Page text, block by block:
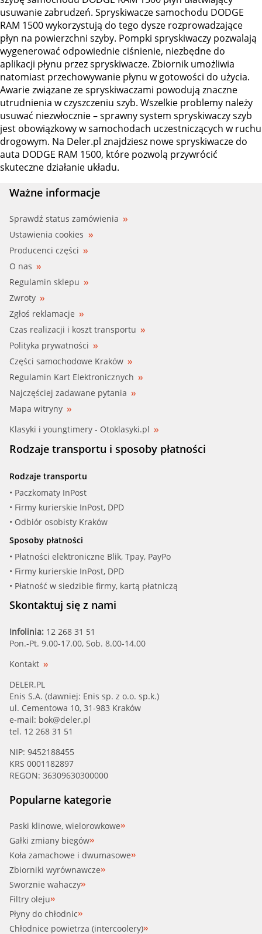
usuwanie zabrudzeń. Spryskiwacze samochodu DODGE
RAM 1500 wykorzystują do tego dysze rozprowadzające
płyn na powierzchni szyby. Pompki spryskiwaczy pozwalają
wygenerować odpowiednie ciśnienie, niezbędne do
aplikacji płynu przez spryskiwacze. Zbiornik umożliwia
natomiast przechowywanie płynu w gotowości do użycia.
Awarie związane ze spryskiwaczami powodują znaczne
utrudnienia w czyszczeniu szyb. Wszelkie problemy należy
usuwać niezwłocznie – sprawny system spryskiwaczy szyb
jest obowiązkowy w samochodach uczestniczących w ruchu
drogowym. Na Deler.pl znajdziesz nowe spryskiwacze do
auta DODGE RAM 1500, które pozwolą przywrócić
skuteczne działanie układu.
Ważne informacje
Sprawdź status zamówienia
Ustawienia cookies
Producenci części
O nas
Regulamin sklepu
Zwroty
Zgłoś reklamacje
Czas realizacji i koszt transportu
Polityka prywatności
Części samochodowe Kraków
Regulamin Kart Elektronicznych
Najczęściej zadawane pytania
Mapa witryny
Klasyki i youngtimery - Otoklasyki.pl
Rodzaje transportu i sposoby płatności
Rodzaje transportu
• Paczkomaty InPost
• Firmy kurierskie InPost, DPD
• Odbiór osobisty Kraków
Sposoby płatności
• Płatności elektroniczne Blik, Tpay, PayPo
• Firmy kurierskie InPost, DPD
• Płatność w siedzibie firmy, kartą płatniczą
Skontaktuj się z nami
Infolinia: 12 268 31 51
Pon.-Pt. 9.00-17.00, Sob. 8.00-14.00
Kontakt
DELER.PL
Enis S.A. (dawniej: Enis sp. z o.o. sp.k.)
ul. Cementowa 10, 31-983 Kraków
e-mail: bok@deler.pl
tel. 12 268 31 51
NIP: 9452188455
KRS 0001182897
REGON: 36309630300000
Popularne kategorie
Paski klinowe, wielorowkowe
Gałki zmiany biegów
Koła zamachowe i dwumasowe
Zbiorniki wyrównawcze
Sworznie wahaczy
Filtry oleju
Płyny do chłodnic
Chłodnice powietrza (intercoolery)